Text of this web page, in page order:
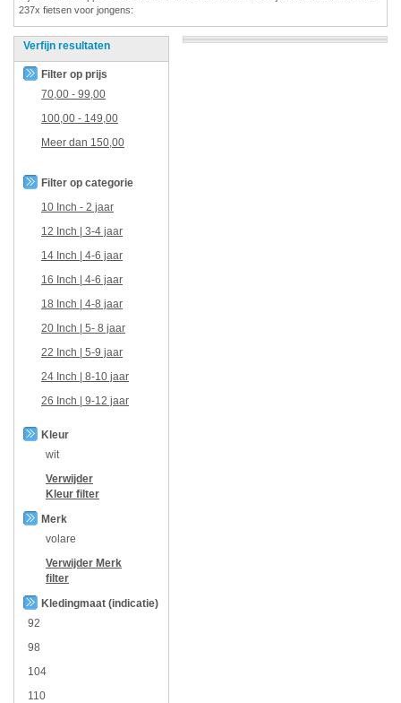
237x fietsen voor jongens:
Verfijn resultaten
Filter op prijs
70,00 - 99,00
100,00 - 149,00
Meer dan 150,00
Filter op categorie
10 Inch - 2 jaar
12 Inch | 3-4 jaar
14 Inch | 4-6 jaar
16 Inch | 4-6 jaar
18 Inch | 4-8 jaar
20 Inch | 5- 8 jaar
22 Inch | 5-9 jaar
24 Inch | 8-10 jaar
26 Inch | 9-12 jaar
Kleur
wit
Verwijder
Kleur filter
Merk
volare
Verwijder Merk
filter
Kledingmaat (indicatie)
92
98
104
110